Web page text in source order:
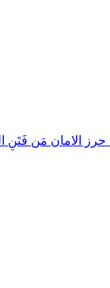
حرز الامان مَن فَتَنِ